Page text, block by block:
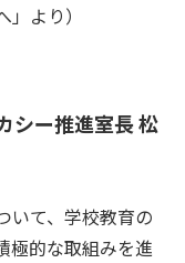
より）
シー推進室長 松
いて、学校教育の
極的な取組みを進